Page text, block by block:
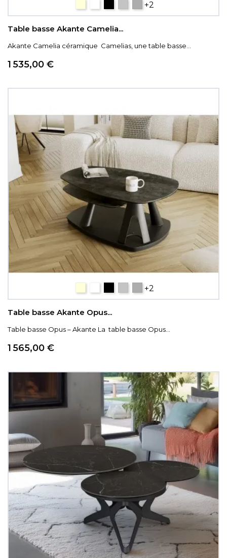
céramique blanc marbré
Céramique Titane
ARGILECÉRAMIQUE SILVER.
+2
Table basse Akante Camelia...
Akante Camelia céramique Camelias, une table basse...
Prix
1 535,00 €
céramique blanc marbré
Céramique Titane
ARGILECÉRAMIQUE SILVER.
+2
Table basse Akante Opus...
Table basse Opus – Akante La table basse Opus...
Prix
1 565,00 €